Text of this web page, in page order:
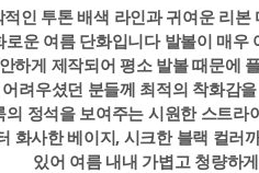
적인 투톤 배색 라인과 귀여운 리본
로운 여름 단화입니다 발볼이 매우
하게 제작되어 평소 발볼 때문에
려우셨던 분들께 최적의 착화감
의 정석을 보여주는 시원한 스트라
화사한 베이지, 시크한 블랙 컬러
있어 여름 내내 가볍고 청량하게